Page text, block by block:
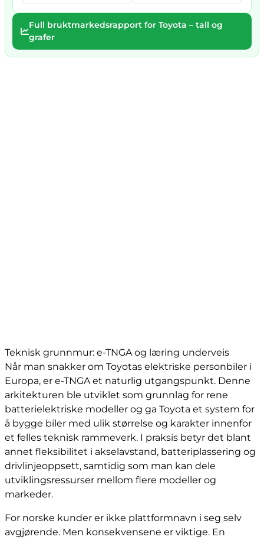
Full bruktmarkedsrapport for Toyota – tall og
grafer
Teknisk grunnmur: e-TNGA og læring underveis
Når man snakker om Toyotas elektriske personbiler i
Europa, er e-TNGA et naturlig utgangspunkt. Denne
arkitekturen ble utviklet som grunnlag for rene
batterielektriske modeller og ga Toyota et system for
å bygge biler med ulik størrelse og karakter innenfor
et felles teknisk rammeverk. I praksis betyr det blant
annet fleksibilitet i akselavstand, batteriplassering og
drivlinjeoppsett, samtidig som man kan dele
utviklingsressurser mellom flere modeller og
markeder.
For norske kunder er ikke plattformnavn i seg selv
avgjørende. Men konsekvensene er viktige. En